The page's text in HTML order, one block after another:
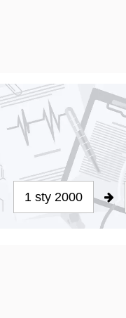
1 sty 2000